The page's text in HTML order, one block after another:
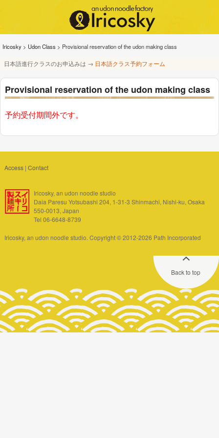
Iricosky > Udon Class > Provisional reservation of the udon making class
日本語進行クラスのお申込みは → 日本語クラス予約フォーム
Provisional reservation of the udon making class
予約受付期間外です。
Access| Contact
Iricosky, an udon noodle studio
Daia Paresu Yotsubashi 204, 1-31-3 Shinmachi, Nishi-ku, Osaka
550-0013, Japan
Tel 06-6648-8739
Iricosky, an udon noodle studio. Copyright © 2012-2026 Path Incorporated
Back to top